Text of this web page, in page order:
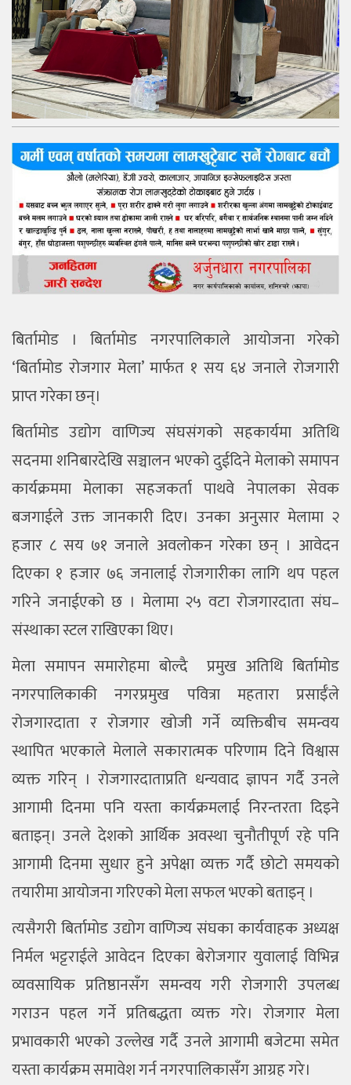
बिर्तामोड । बिर्तामोड नगरपालिकाले आयोजना गरेको
‘बिर्तामोड रोजगार मेला’ मार्फत १ सय ६४ जनाले रोजगारी
प्राप्त गरेका छन्।
बिर्तामोड उद्योग वाणिज्य संघसंगको सहकार्यमा अतिथि
सदनमा शनिबारदेखि सञ्चालन भएको दुईदिने मेलाको समापन
कार्यक्रममा मेलाका सहजकर्ता पाथवे नेपालका सेवक
बजगाईले उक्त जानकारी दिए। उनका अनुसार मेलामा २
हजार ८ सय ७१ जनाले अवलोकन गरेका छन् । आवेदन
दिएका १ हजार ७६ जनालाई रोजगारीका लागि थप पहल
गरिने जनाईएको छ । मेलामा २५ वटा रोजगारदाता संघ–
संस्थाका स्टल राखिएका थिए।
मेला समापन समारोहमा बोल्दै प्रमुख अतिथि बिर्तामोड
नगरपालिकाकी नगरप्रमुख पवित्रा महतारा प्रसाईँले
रोजगारदाता र रोजगार खोजी गर्ने व्यक्तिबीच समन्वय
स्थापित भएकाले मेलाले सकारात्मक परिणाम दिने विश्वास
व्यक्त गरिन् । रोजगारदाताप्रति धन्यवाद ज्ञापन गर्दै उनले
आगामी दिनमा पनि यस्ता कार्यक्रमलाई निरन्तरता दिइने
बताइन्। उनले देशको आर्थिक अवस्था चुनौतीपूर्ण रहे पनि
आगामी दिनमा सुधार हुने अपेक्षा व्यक्त गर्दै छोटो समयको
तयारीमा आयोजना गरिएको मेला सफल भएको बताइन् ।
त्यसैगरी बिर्तामोड उद्योग वाणिज्य संघका कार्यवाहक अध्यक्ष
निर्मल भट्टराईले आवेदन दिएका बेरोजगार युवालाई विभिन्न
व्यवसायिक प्रतिष्ठानसँग समन्वय गरी रोजगारी उपलब्ध
गराउन पहल गर्ने प्रतिबद्धता व्यक्त गरे। रोजगार मेला
प्रभावकारी भएको उल्लेख गर्दै उनले आगामी बजेटमा समेत
यस्ता कार्यक्रम समावेश गर्न नगरपालिकासँग आग्रह गरे।